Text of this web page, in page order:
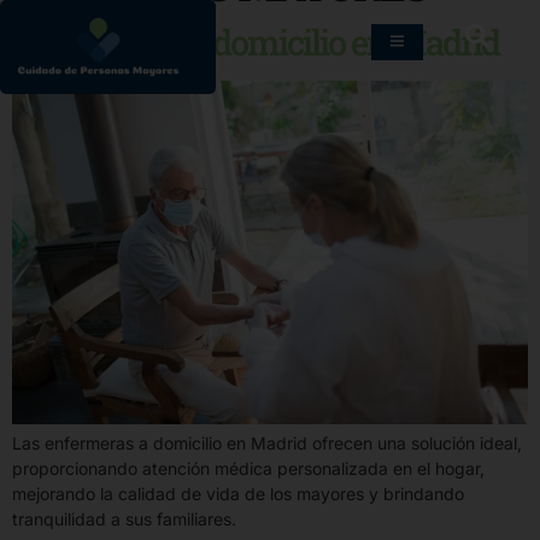
Enfermeras a domicilio en Madrid
Las enfermeras a domicilio en Madrid ofrecen una solución ideal,
proporcionando atención médica personalizada en el hogar,
mejorando la calidad de vida de los mayores y brindando
tranquilidad a sus familiares.